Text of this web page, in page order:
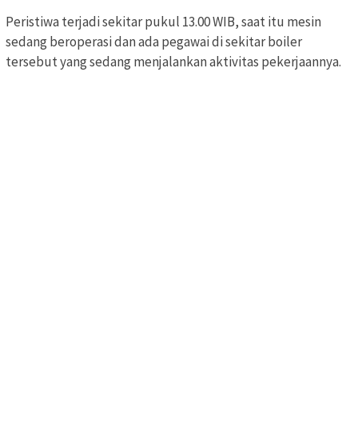
Peristiwa terjadi sekitar pukul 13.00 WIB, saat itu mesin
sedang beroperasi dan ada pegawai di sekitar boiler
tersebut yang sedang menjalankan aktivitas pekerjaannya.